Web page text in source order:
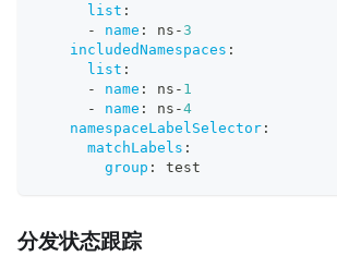
list :
-
name : ns - 3
includedNamespaces :
list :
-
name : ns - 1
-
name : ns -4
namespaceLabelSelector :
matchLabels :
group : test
分发状态跟踪